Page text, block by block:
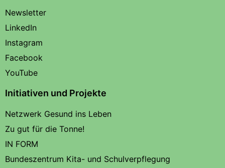
Newsletter
LinkedIn
Instagram
Facebook
YouTube
Initiativen und Projekte
Netzwerk Gesund ins Leben
Zu gut für die Tonne!
IN FORM
Bundeszentrum Kita- und Schulverpflegung